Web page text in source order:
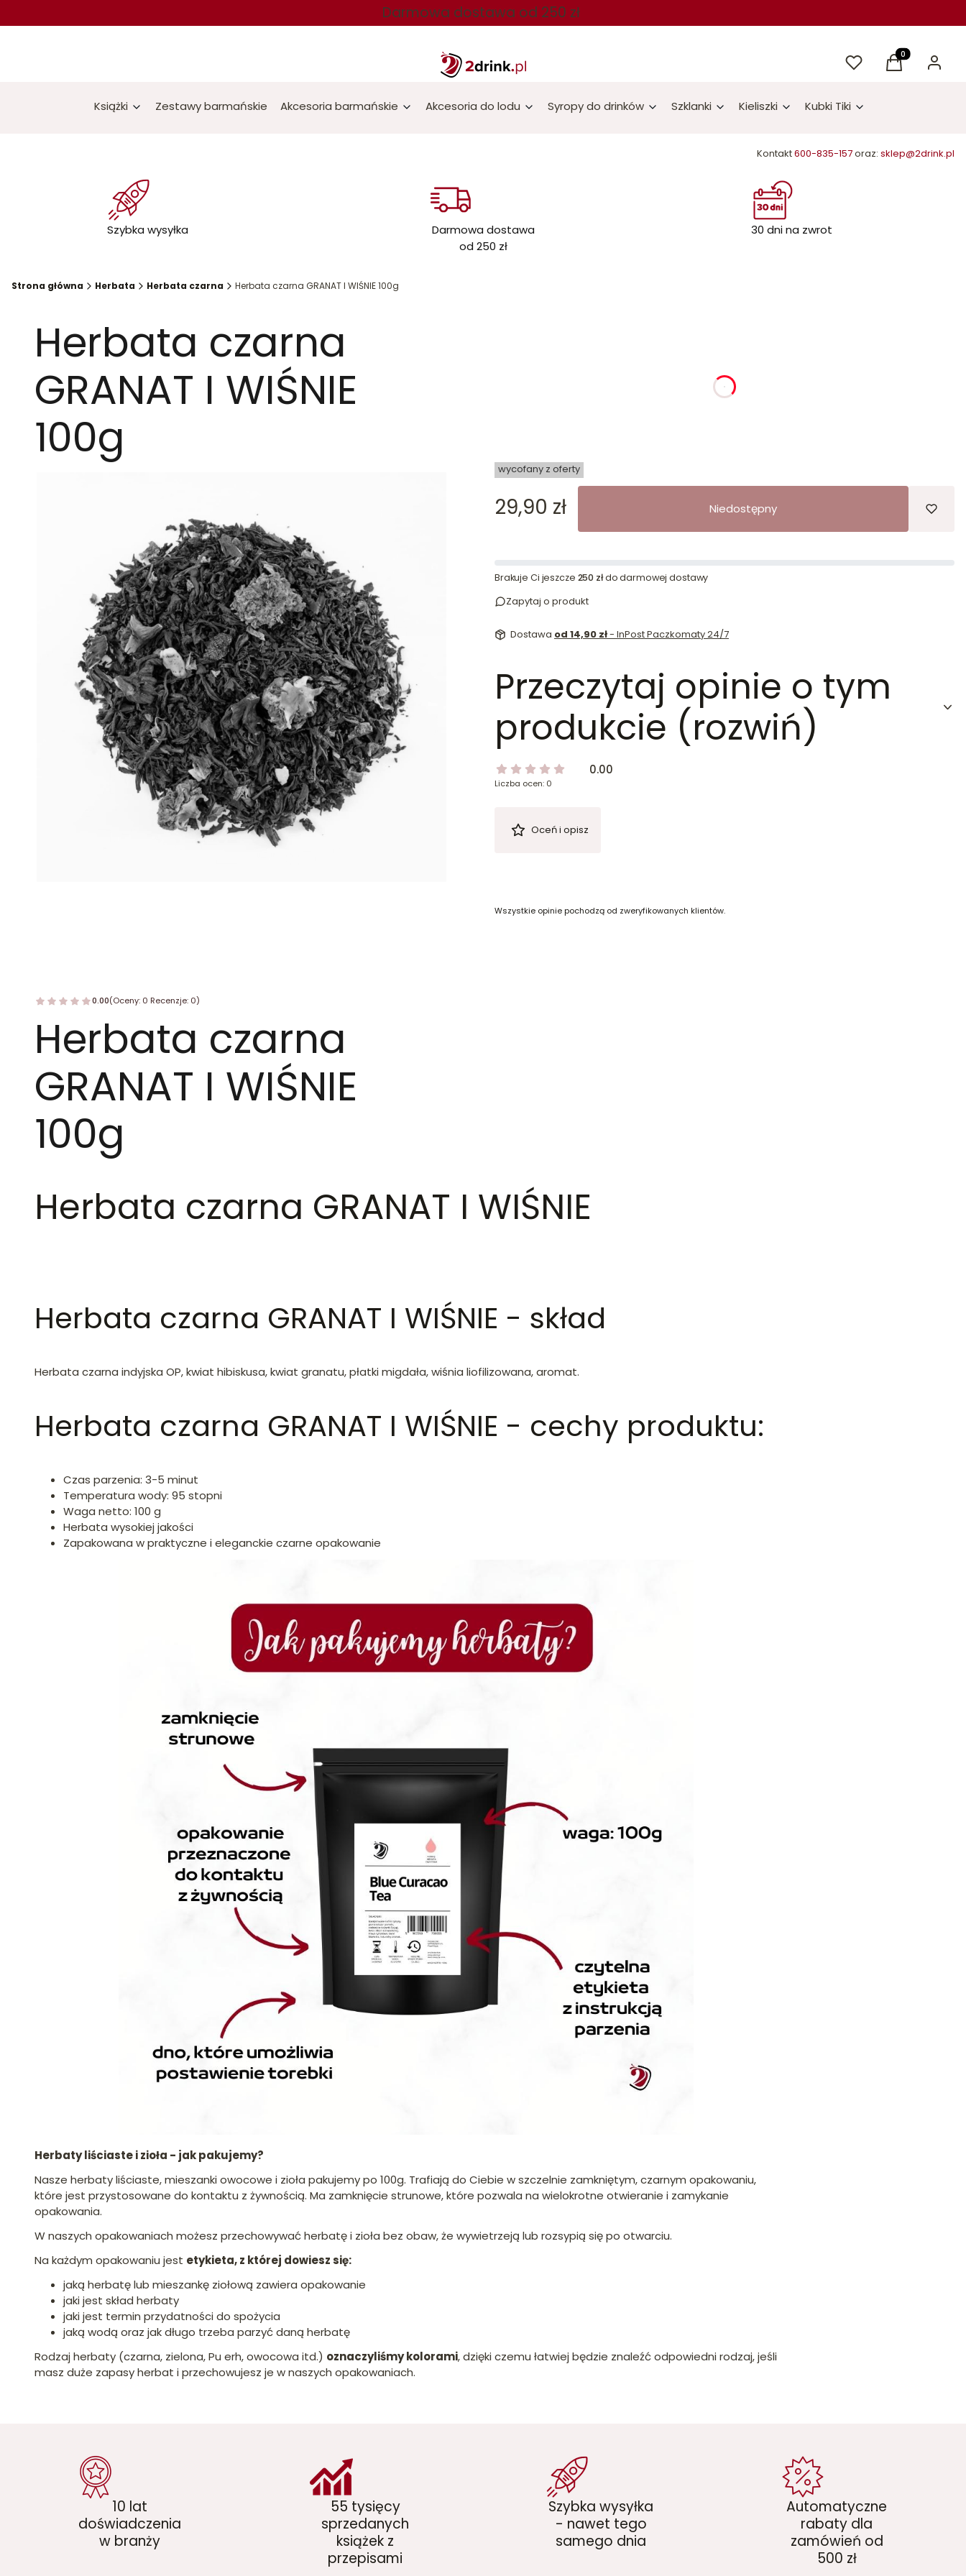
Darmowa dostawa od 250 zł
UlubioneProdukty w
Koszyk Zaloguj
Książki Zestawy barmańskie Akcesoria barmańskie Akcesoria do lodu Syropy do drinków Szklanki Kieliszki Kubki Tiki
Kontakt600-835-157oraz: sklep@2drink.pl
Szybka wysyłka
Darmowa dostawa
od 250 zł
30 dni na zwrot
Strona główna Herbata Herbata czarna Herbata czarna GRANAT I WIŚNIE 100g
Herbata czarna
GRANAT I WIŚNIE
100g
0.00(Oceny: 0 Recenzje: 0)
Herbata czarna
GRANAT I WIŚNIE
100g
godziny
wycofany z oferty
Cena
29,90 zł Niedostępny
Brakuje Ci jeszcze 250 złdo darmowej dostawy
Zapytaj o produkt
Dostawa od 14,90 zł- InPost Paczkomaty 24/7
Przeczytaj opinie o tym
produkcie (rozwiń)
0.00
Liczba ocen: 0
Oceń i opisz
Wszystkie opinie pochodzą od zweryfikowanych klientów.
Herbata czarna GRANAT I WIŚNIE
Herbata czarna GRANAT I WIŚNIE - skład
Herbata czarna indyjska OP, kwiat hibiskusa, kwiat granatu, płatki migdała, wiśnia liofilizowana, aromat.
Herbata czarna GRANAT I WIŚNIE - cechy produktu:
Czas parzenia: 3-5 minut
Temperatura wody: 95 stopni
Waga netto: 100 g
Herbata wysokiej jakości
Zapakowana w praktyczne i eleganckie czarne opakowanie
Herbaty liściaste i zioła - jak pakujemy?
Nasze herbaty liściaste, mieszanki owocowe i zioła pakujemy po 100g. Trafiają do Ciebie w szczelnie zamkniętym, czarnym opakowaniu,
które jest przystosowane do kontaktu z żywnością. Ma zamknięcie strunowe, które pozwala na wielokrotne otwieranie i zamykanie
opakowania.
W naszych opakowaniach możesz przechowywać herbatę i zioła bez obaw, że wywietrzeją lub rozsypią się po otwarciu.
Na każdym opakowaniu jest etykieta, z której dowiesz się:
jaką herbatę lub mieszankę ziołową zawiera opakowanie
jaki jest skład herbaty
jaki jest termin przydatności do spożycia
jaką wodą oraz jak długo trzeba parzyć daną herbatę
Rodzaj herbaty (czarna, zielona, Pu erh, owocowa itd.) oznaczyliśmy kolorami, dzięki czemu łatwiej będzie znaleźć odpowiedni rodzaj, jeśli
masz duże zapasy herbat i przechowujesz je w naszych opakowaniach.
10 lat
doświadczenia
w branży
55 tysięcy
sprzedanych
książek z
przepisami
Szybka wysyłka
- nawet tego
samego dnia
Automatyczne
rabaty dla
zamówień od
500 zł